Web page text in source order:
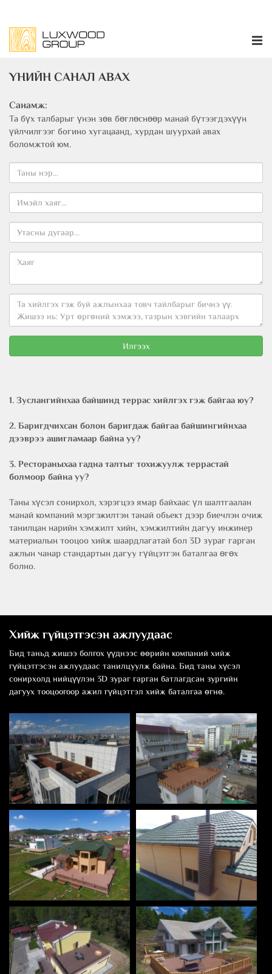
ҮНИЙН САНАЛ АВАХ
Санамж:
Та бүх талбарыг үнэн зөв бөглөснөөр манай бүтээгдэхүүн
үйлчилгээг богино хугацаанд, хурдан шуурхай авах
боломжтой юм.
Илгээх
1. Зуслангийнхаа байшинд террас хийлгэх гэж байгаа юу?
2. Баригдчихсан болон баригдаж байгаа байшингийнхаа
дээврээ ашигламаар байна уу?
3. Рестораныхаа гадна талтыг тохижуулж террастай
болмоор байна уу?
Таны хүсэл сонирхол, хэрэгцээ ямар байхаас үл шалтгаалан
манай компаний мэргэжилтэн танай обьект дээр биечлэн очиж
танилцан нарийн хэмжилт хийн, хэмжилтийн дагуу инжинер
материалын тооцоо хийж шаардлагатай бол 3D зураг гарган
ажлын чанар стандартын дагуу гүйцэтгэн баталгаа өгөх
болно.
Хийж гүйцэтгэсэн ажлуудаас
Бид таньд жишээ болгох үүднээс өөрийн компаний хийж
гүйцэтгэсэн ажлуудаас танилцуулж байна. Бид таны хүсэл
сонирхолд нийцүүлэн 3D зураг гарган батлагдсан зургийн
дагуух тооцоогоор ажил гүйцэтгэл хийж баталгаа өгнө.